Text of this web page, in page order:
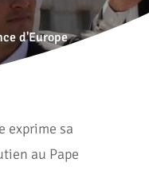
d'Europe
exprime sa
au Pape